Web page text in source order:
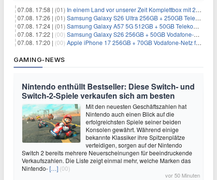
07.08. 17:58 | (01) In einem Land vor unserer Zeit Komplettbox mit 27 DVDs für 59,49€
07.08. 17:26 | (01) Samsung Galaxy S26 Ultra 256GB + 250GB Telekom-Netz für 34€/Monat (effektiv 5,42€/Monat)
07.08. 17:24 | (01) Samsung Galaxy A57 5G 512GB + 50GB Telekom-Netz für 20€/Monat (effektiv 3,33€/Monat)
07.08. 17:22 | (00) Samsung Galaxy S26 256GB + 50GB Vodafone-Netz für 19,99€/Monat (effektiv 1,26€/Monat)
07.08. 17:20 | (00) Apple iPhone 17 256GB + 70GB Vodafone-Netz für 34,99€/Monat (effektiv 6,41€/Monat)
GAMING-NEWS
Nintendo enthüllt Bestseller: Diese Switch- und
Switch-2-Spiele verkaufen sich am besten
Mit den neuesten Geschäftszahlen hat
Nintendo auch einen Blick auf die
erfolgreichsten Spiele seiner beiden
Konsolen gewährt. Während einige
bekannte Klassiker ihre Spitzenplätze
verteidigen, sorgen auf der Nintendo
Switch 2 bereits mehrere Neuerscheinungen für beeindruckende
Verkaufszahlen. Die Liste zeigt einmal mehr, welche Marken das
Nintendo-[…] (00)
vor 50 Minuten